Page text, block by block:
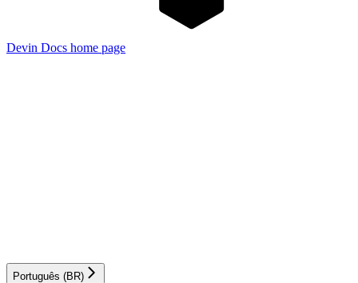
Devin Docs home page
Português (BR)